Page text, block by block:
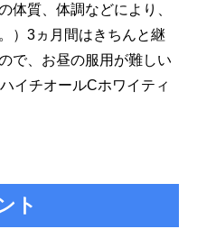
質、体調などにより、
） 3ヵ月間はきちんと継
で、お昼の服用が難しい
イチオールCホワイティ
ト